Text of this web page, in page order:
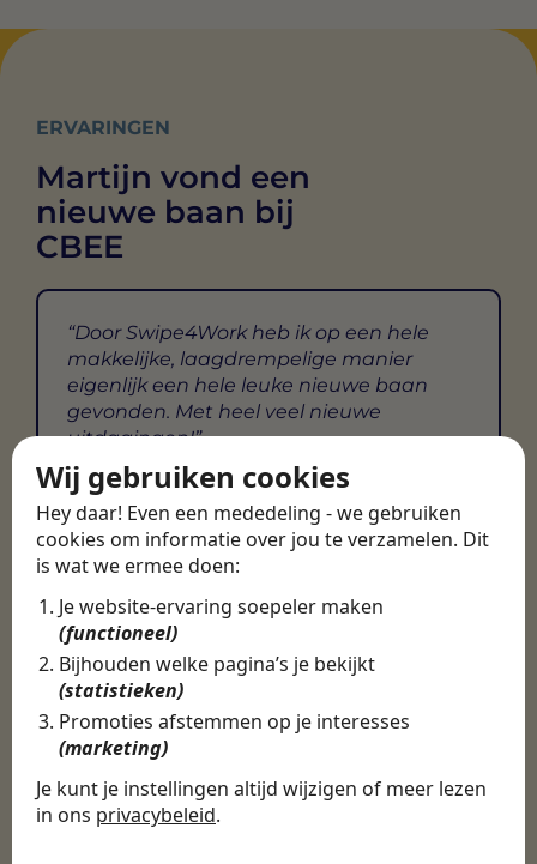
Wij gebruiken cookies
Hey daar! Even een mededeling - we gebruiken
cookies om informatie over jou te verzamelen. Dit
is wat we ermee doen:
Je website-ervaring soepeler maken
(functioneel)
Bijhouden welke pagina’s je bekijkt
(statistieken)
Promoties afstemmen op je interesses
(marketing)
Je kunt je instellingen altijd wijzigen of meer lezen
in ons privacybeleid.
ERVARINGEN
Martijn vond een
nieuwe baan bij
CBEE
Door Swipe4Work heb ik op een hele
makkelijke, laagdrempelige manier
eigenlijk een hele leuke nieuwe baan
gevonden. Met heel veel nieuwe
uitdagingen!
Martijn
Certinia Consultant